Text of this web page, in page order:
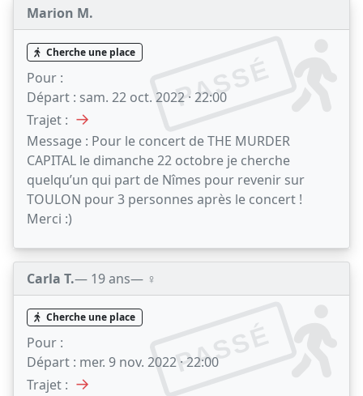
Marion M.
PASSÉ
Cherche une place
Pour :
Départ : sam. 22 oct. 2022 · 22:00
Trajet : →
Message : Pour le concert de THE MURDER
CAPITAL le dimanche 22 octobre je cherche
quelqu’un qui part de Nîmes pour revenir sur
TOULON pour 3 personnes après le concert !
Merci :)
Carla T.— 19 ans— ♀️
PASSÉ
Cherche une place
Pour :
Départ : mer. 9 nov. 2022 · 22:00
Trajet : →